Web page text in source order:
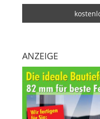
ANZEIGE